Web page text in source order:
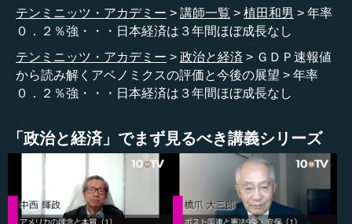
く見ながら、アベノミクスのこれまでの評価と今後の展望
を述べたいと思います。
最初に、この図（図１／実質成長率 前期比年率）が実
質ＧＤＰの四半期データを過去３年ほど記したものです。
それぞれの数字は、前四半期に対する成長率を年率で示し
まり、２０１３年１０‐１２期を除いて順調に成長していた
わけですが、消費税が上がった後で急速に落ち込み、２四
半期マイナスが続き、２０１４年１０‐１２期は一応プラス
に戻って、消費税増税反動の低迷を脱したかと言われてい
るところです。
テンミニッツ・アカデミー 講師一覧 植田和男
年率
０．２％強・・・日本経済は３年間ほぼ成長なし
テンミニッツ・アカデミー
政治と経済
ＧＤＰ速報値
から読み解くアベノミクスの評価と今後の展望
年率
０．２％強・・・日本経済は３年間ほぼ成長なし
「政治と経済」でまず見るべき講義シリーズ